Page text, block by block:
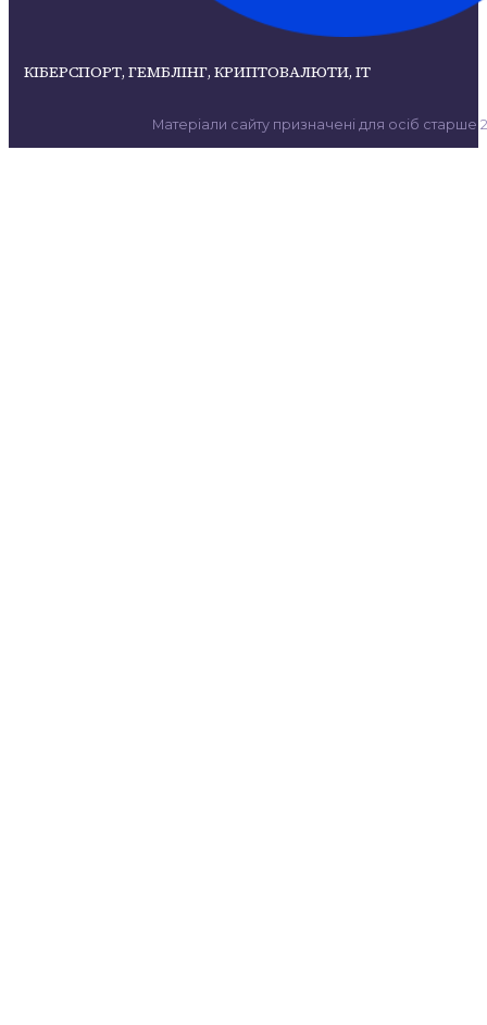
КІБЕРСПОРТ, ГЕМБЛІНГ, КРИПТОВАЛЮТИ, ІТ
Матеріали сайту призначені для осіб старше